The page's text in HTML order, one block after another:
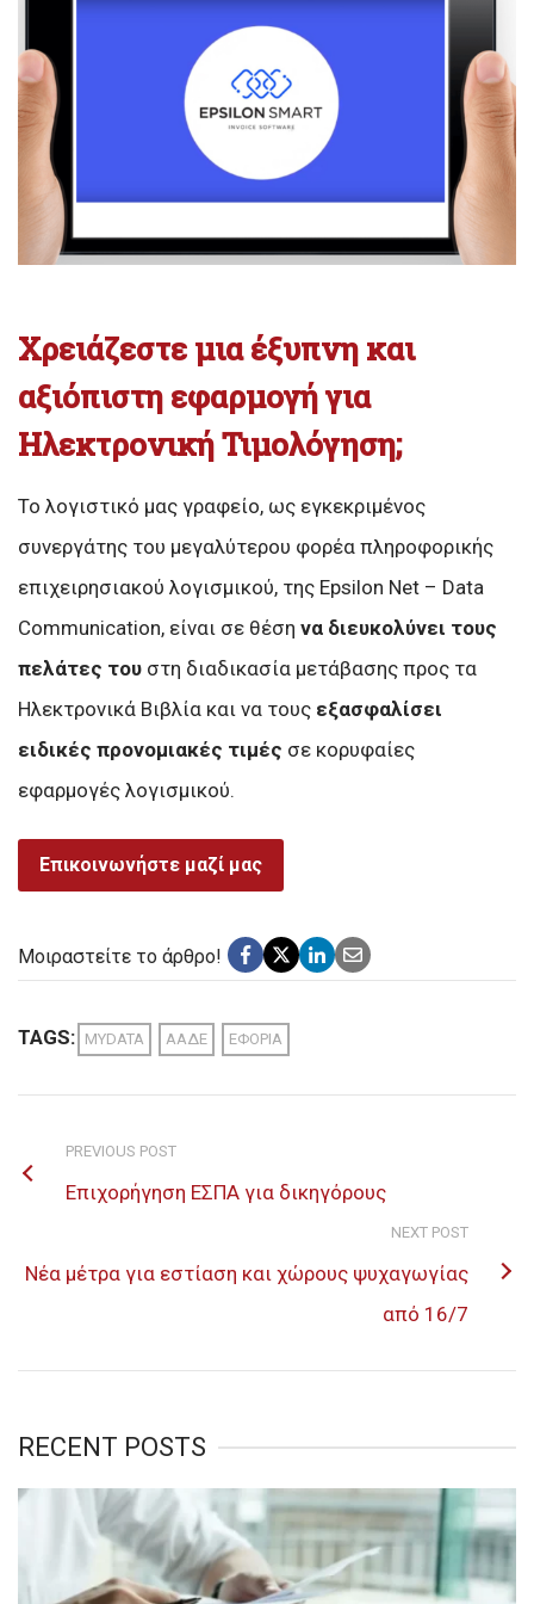
Χρειάζεστε μια έξυπνη και
αξιόπιστη εφαρμογή για
Ηλεκτρονική Τιμολόγηση;
Το λογιστικό μας γραφείο, ως εγκεκριμένος
συνεργάτης του μεγαλύτερου φορέα πληροφορικής
επιχειρησιακού λογισμικού, της Epsilon Net – Data
Communication, είναι σε θέση να διευκολύνει τους
πελάτες του στη διαδικασία μετάβασης προς τα
Ηλεκτρονικά Βιβλία και να τους εξασφαλίσει
ειδικές προνομιακές τιμές σε κορυφαίες
εφαρμογές λογισμικού.
Επικοινωνήστε μαζί μας
Μοιραστείτε το άρθρο!
TAGS: MYDATA ΑΑΔΕ ΕΦΟΡΙΑ
PREVIOUS POST
Επιχορήγηση ΕΣΠΑ για δικηγόρους
NEXT POST
Νέα μέτρα για εστίαση και χώρους ψυχαγωγίας
από 16/7
RECENT POSTS